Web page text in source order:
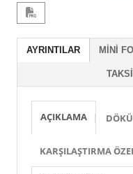
AYRINTILAR MINI
AÇIKLAMA
KARŞILAŞTIRMA